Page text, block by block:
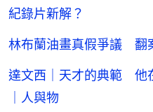
紀錄片新解？
林布蘭油畫真假爭議 翻
達文西｜天才的典範 他
｜人與物